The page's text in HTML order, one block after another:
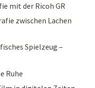
mit der Ricoh GR
zwischen Lachen
Spielzeug –
Ruhe